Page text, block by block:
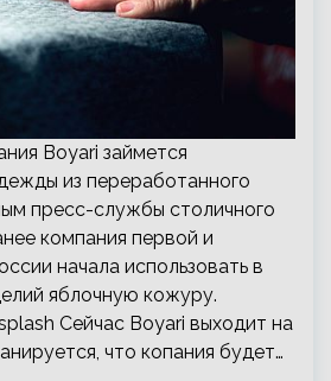
Boyari займется
из переработанного
пресс-службы столичного
компания первой и
начала использовать в
яблочную кожуру.
Сейчас Boyari выходит на
что копания будет…